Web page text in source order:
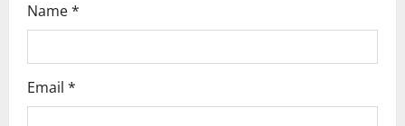
Name*
Email *